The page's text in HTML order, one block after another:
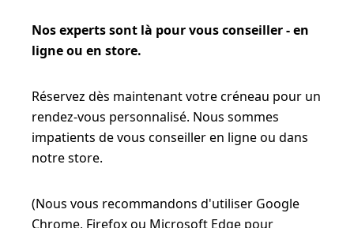
Nos experts sont là pour vous conseiller - en
ligne ou en store.
Réservez dès maintenant votre créneau pour un
rendez-vous personnalisé. Nous sommes
impatients de vous conseiller en ligne ou dans
notre store.
(Nous vous recommandons d'utiliser Google
Chrome, Firefox ou Microsoft Edge pour